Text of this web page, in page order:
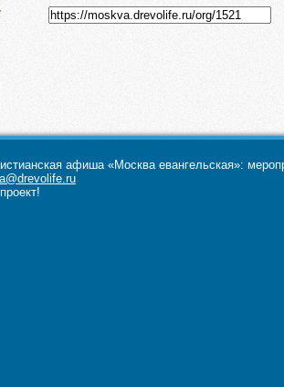
афиша «Москва евангельская»: